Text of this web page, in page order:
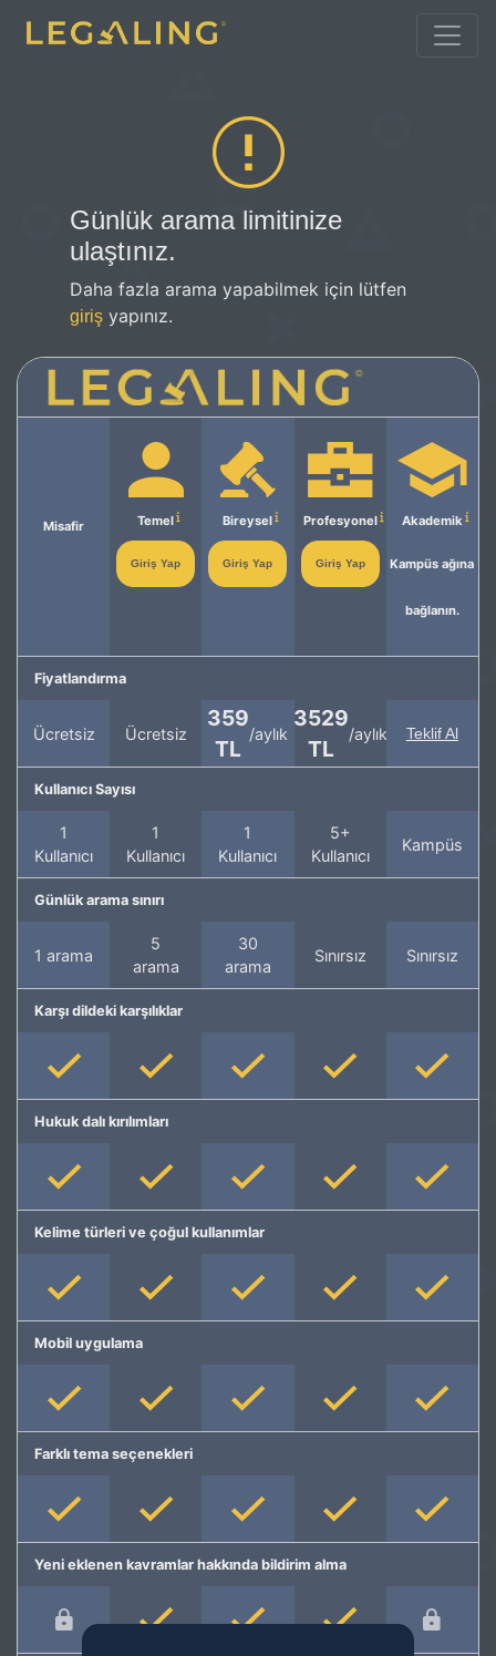
Günlük arama limitinize
ulaştınız.
Daha fazla arama yapabilmek için lütfen
giriş yapınız.
Misafir Temel
Giriş Yap
Bireysel
Giriş Yap
Profesyonel
Giriş Yap
Akademik
Kampüs ağına
bağlanın.
Fiyatlandırma
Ücretsiz Ücretsiz
359
TL
/aylık
3529
TL
/aylık Teklif Al
Kullanıcı Sayısı
1
Kullanıcı
1
Kullanıcı
1
Kullanıcı
5+
Kullanıcı
Kampüs
Günlük arama sınırı
1 arama
5
arama
30
arama
Sınırsız Sınırsız
Karşı dildeki karşılıklar
Hukuk dalı kırılımları
Kelime türleri ve çoğul kullanımlar
Mobil uygulama
Farklı tema seçenekleri
Yeni eklenen kavramlar hakkında bildirim alma